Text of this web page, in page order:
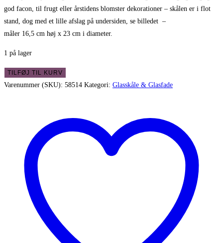
god facon, til frugt eller årstidens blomster dekorationer – skålen er i flot
stand, dog med et lille afslag på undersiden, se billedet –
måler 16,5 cm høj x 23 cm i diameter.
1 på lager
Flot
opsats
mønster
TILFØJ TIL KURV
Varenummer (SKU): 58514 Kategori: Glasskåle & Glasfade